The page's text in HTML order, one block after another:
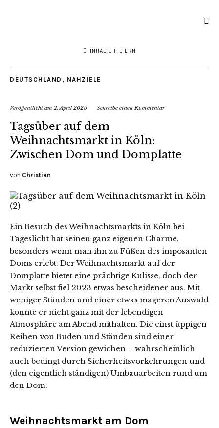
INHALTE FILTERN
DEUTSCHLAND , NAHZIELE
Veröffentlicht am 2. April 2025 Schreibe einen Kommentar
Tagsüber auf dem
Weihnachtsmarkt in Köln:
Zwischen Dom und Domplatte
von Christian
Ein Besuch des Weihnachtsmarkts in Köln bei
Tageslicht hat seinen ganz eigenen Charme,
besonders wenn man ihn zu Füßen des imposanten
Doms erlebt. Der Weihnachtsmarkt auf der
Domplatte bietet eine prächtige Kulisse, doch der
Markt selbst fiel 2023 etwas bescheidener aus. Mit
weniger Ständen und einer etwas mageren Auswahl
konnte er nicht ganz mit der lebendigen
Atmosphäre am Abend mithalten. Die einst üppigen
Reihen von Buden und Ständen sind einer
reduzierten Version gewichen – wahrscheinlich
auch bedingt durch Sicherheitsvorkehrungen und
(den eigentlich ständigen) Umbauarbeiten rund um
den Dom.
Weihnachtsmarkt am Dom